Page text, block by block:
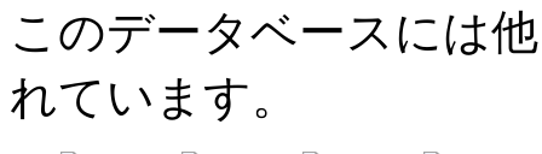
このデータベースには
れています。